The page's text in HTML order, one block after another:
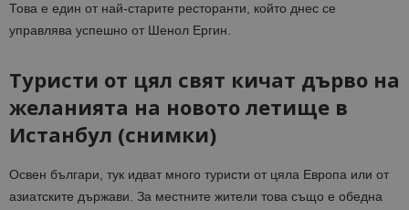
Това е един от най-старите ресторанти, който днес се
управлява успешно от Шенол Ергин.
Туристи от цял свят кичат дърво на
желанията на новото летище в
Истанбул (снимки)
Освен българи, тук идват много туристи от цяла Европа или от
азиатските държави. За местните жители това също е обедна